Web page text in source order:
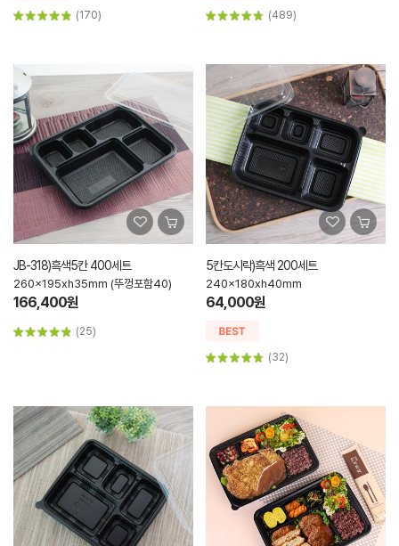
(170) (489)
JB-318)흑색5칸 400세트
260x195xh35mm (뚜껑포함40)
166,400원
(25)
5칸도시락)흑색 200세트
240x180xh40mm
64,000원
(32)